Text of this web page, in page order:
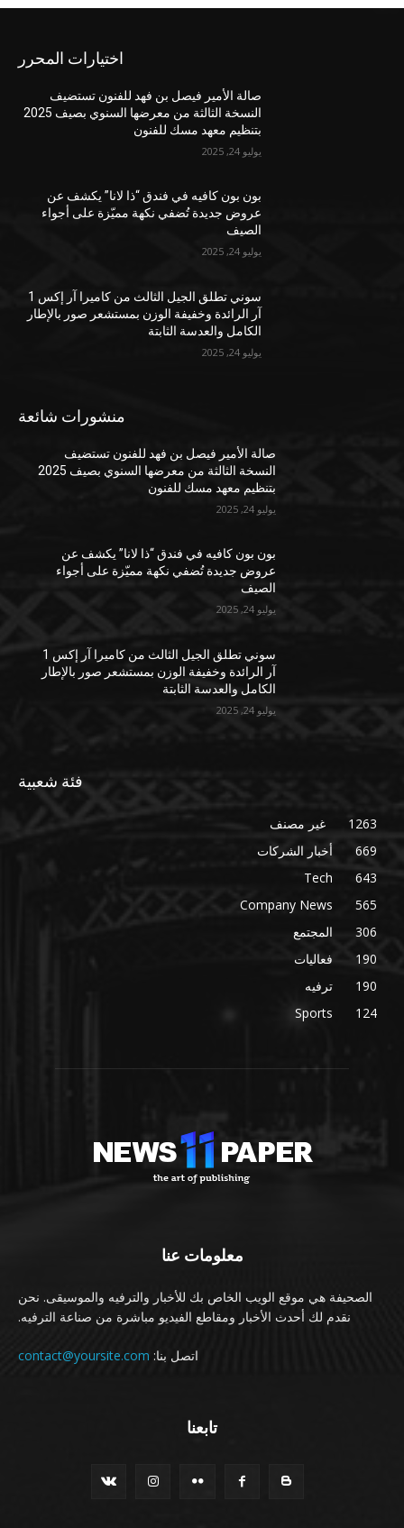
اختيارات المحرر
صالة الأمير فيصل بن فهد للفنون تستضيف
النسخة الثالثة من معرضها السنوي بصيف 2025
بتنظيم معهد مسك للفنون
يوليو 24, 2025
بون بون كافيه في فندق “ذا لانا” يكشف عن
عروض جديدة تُضفي نكهة مميّزة على أجواء
الصيف
يوليو 24, 2025
سوني تطلق الجيل الثالث من كاميرا آر إكس 1
آر الرائدة وخفيفة الوزن بمستشعر صور بالإطار
الكامل والعدسة الثابتة
يوليو 24, 2025
منشورات شائعة
صالة الأمير فيصل بن فهد للفنون تستضيف
النسخة الثالثة من معرضها السنوي بصيف 2025
بتنظيم معهد مسك للفنون
يوليو 24, 2025
بون بون كافيه في فندق “ذا لانا” يكشف عن
عروض جديدة تُضفي نكهة مميّزة على أجواء
الصيف
يوليو 24, 2025
سوني تطلق الجيل الثالث من كاميرا آر إكس 1
آر الرائدة وخفيفة الوزن بمستشعر صور بالإطار
الكامل والعدسة الثابتة
يوليو 24, 2025
فئة شعبية
غير مصنف
1263
أخبار الشركات
669
Tech
643
Company News
565
المجتمع
306
فعاليات
190
ترفيه
190
Sports
124
معلومات عنا
الصحيفة هي موقع الويب الخاص بك للأخبار والترفيه والموسيقى. نحن
نقدم لك أحدث الأخبار ومقاطع الفيديو مباشرة من صناعة الترفيه.
اتصل بنا: contact@yoursite.com
تابعنا